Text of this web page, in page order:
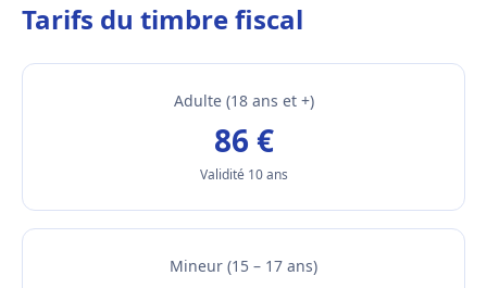
Tarifs du timbre fiscal
Adulte (18 ans et +)
86 €
Validité 10 ans
Mineur (15 – 17 ans)